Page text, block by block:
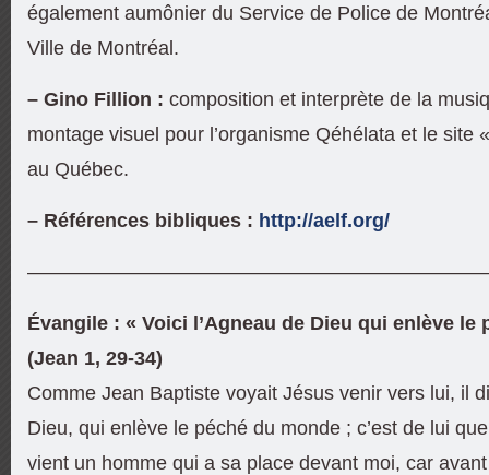
également aumônier du Service de Police de
Ville de Montréal.
– Gino Fillion : composition et interprète de la
montage visuel pour l’organisme Qéhélata et le site
au Québec.
– Références bibliques : http://aelf.org/
Évangile : « Voici l’Agneau de Dieu qui enlève le
(Jean 1, 29-34)
Comme Jean Baptiste voyait Jésus venir vers lui, il
Dieu, qui enlève le péché du monde ; c’est de lui
vient un homme qui a sa place devant moi, car